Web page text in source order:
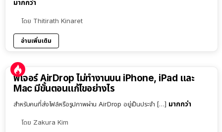
มากกว่า
โดย Thitirath Kinaret
อ่านเพิ่มเติม
ฟีเจอร์ AirDrop ไม่ทำงานบน iPhone, iPad และ
Mac มีขั้นตอนแก้ไขอย่างไร
สำหรับคนที่ส่งไฟล์หรือรูปภาพผ่าน AirDrop อยู่เป็นประจำ […] มากกว่า
โดย Zakura Kim